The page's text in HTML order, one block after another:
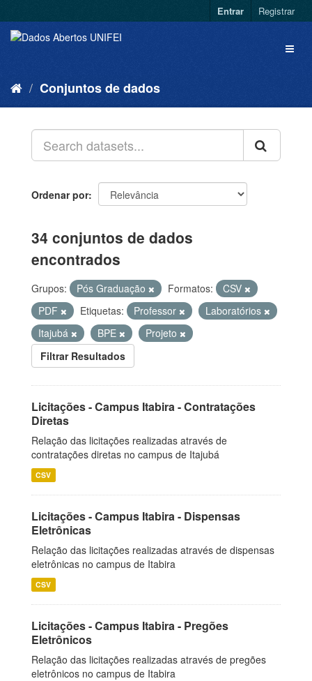
Entrar Registrar
Conjuntos de dados
Ordenar por
34 conjuntos de dados
encontrados
Grupos: Pós Graduação Formatos:
CSV
PDF
Etiquetas: Professor
Laboratórios
Itajubá
BPE
Projeto
Filtrar Resultados
Licitações - Campus Itabira - Contratações
Diretas
Relação das licitações realizadas através de
contratações diretas no campus de Itajubá
CSV
Licitações - Campus Itabira - Dispensas
Eletrônicas
Relação das licitações realizadas através de dispensas
eletrônicas no campus de Itabira
CSV
Licitações - Campus Itabira - Pregões
Eletrônicos
Relação das licitações realizadas através de pregões
eletrônicos no campus de Itabira